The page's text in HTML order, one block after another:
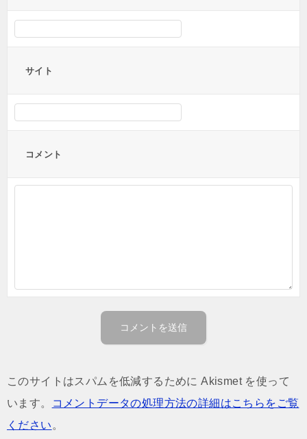
サイト
コメント
このサイトはスパムを低減するために Akismet を使って
います。
コメントデータの処理方法の詳細はこちらをご覧
ください 。